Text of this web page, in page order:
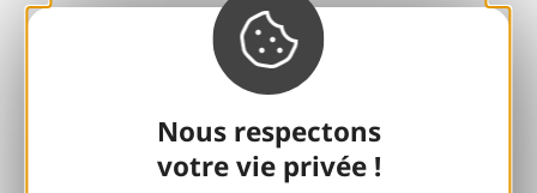
Nous respectons
votre vie privée !
Sport pauzes